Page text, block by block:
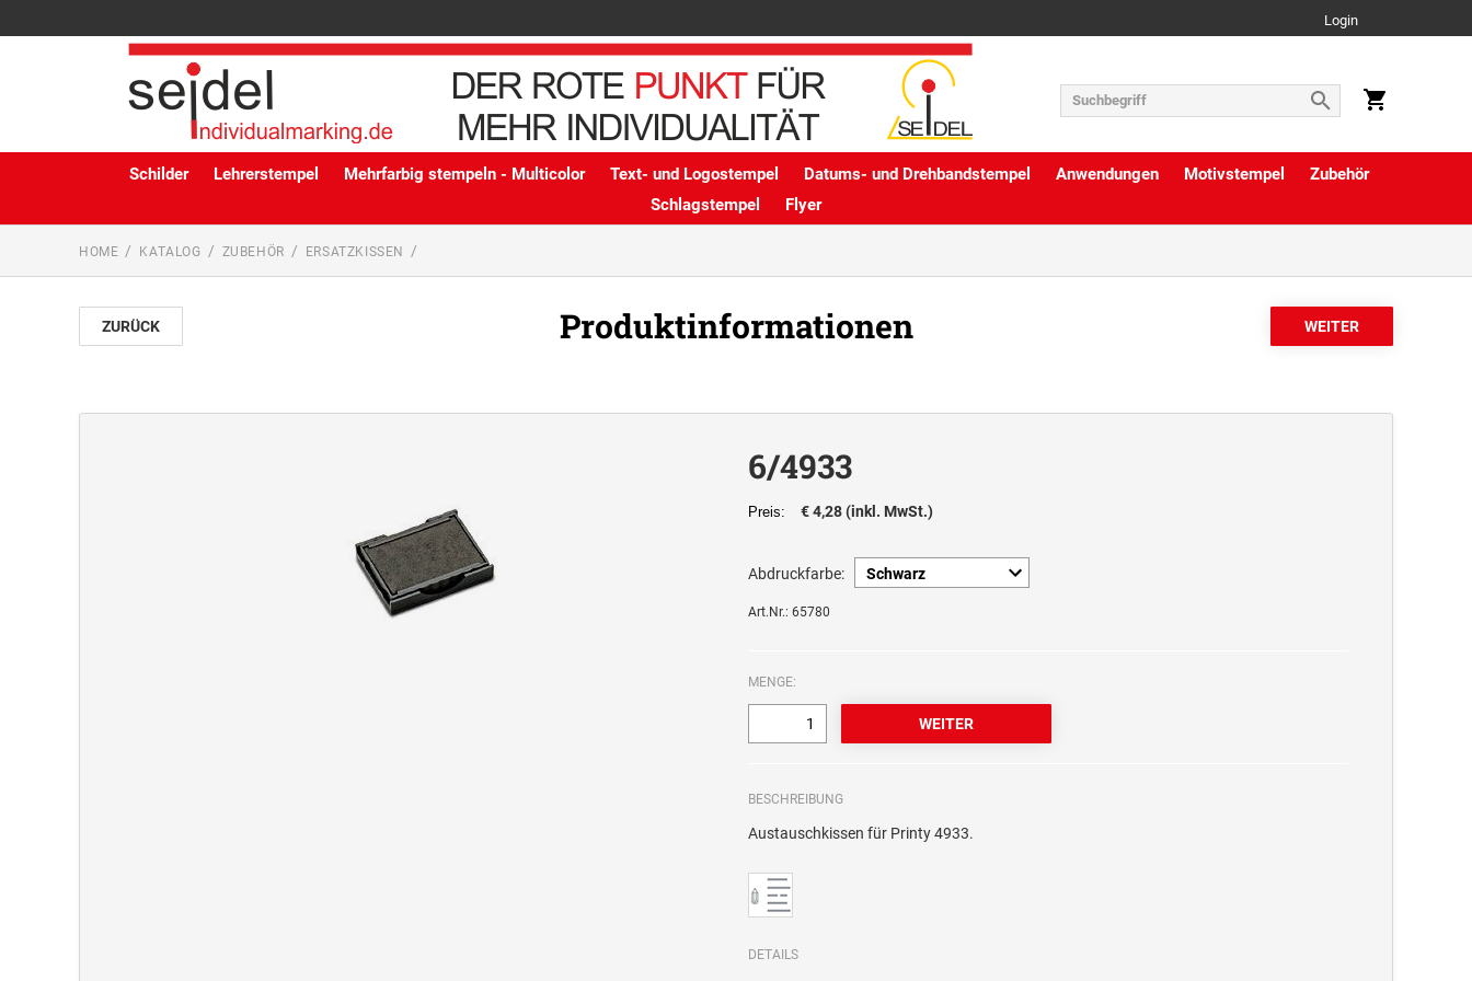
Login
Schilder Lehrerstempel Mehrfarbig stempeln - Multicolor Text- und Logostempel Datums- und Drehbandstempel Anwendungen Motivstempel
Zubehör
Schlagstempel
Flyer
HOME KATALOG ZUBEHÖR ERSATZKISSEN
ZURÜCK Produktinformationen
6/4933
Preis: € 4,28 (inkl. MwSt.)
Abdruckfarbe:
Art.Nr.: 65780
MENGE:
BESCHREIBUNG
Austauschkissen für Printy 4933.
DETAILS